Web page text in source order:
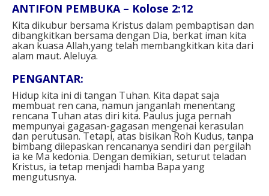
ANTIFON PEMBUKA – Kolose 2:12⁣
Kita dikubur bersama Kristus dalam pembaptisan dan
dibangkitkan bersama dengan Dia, berkat iman kita
akan kuasa Allah,yang telah membangkitkan kita dari
alam maut. Aleluya.⁣
PENGANTAR:⁣
Hidup kita ini di tangan Tuhan. Kita dapat saja
membuat ren cana, namun janganlah menentang
rencana Tuhan atas diri kita. Paulus juga pernah
mempunyai gagasan-gagasan mengenai kerasulan
dan perutusan. Tetapi, atas bisikan Roh Kudus, tanpa
bimbang dilepaskan rencananya sendiri dan pergilah
ia ke Ma kedonia. Dengan demikian, seturut teladan
Kristus, ia tetap menjadi hamba Bapa yang
mengutusnya.⁣